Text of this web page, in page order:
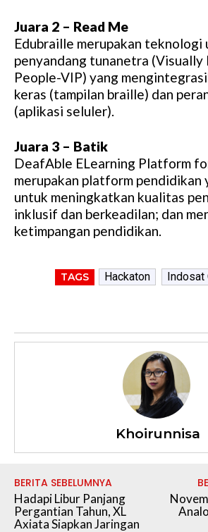
Juara 2 – Read Me
Edubraille merupakan teknologi
penyandang tunanetra (Visually
People-VIP) yang
keras (tampilan braille) dan
(aplikasi seluler).
Juara 3 – Batik
DeafAble ELearning Platform
merupakan platform pendidikan
untuk meningkatkan kualitas
inklusif dan berkeadilan; dan
ketimpangan pendidikan.
TAGS Hackaton Indosat
Khoirunnisa
BERITA SEBELUMNYA
Hadapi Libur Panjang
Pergantian Tahun, XL
Axiata Siapkan Jaringan